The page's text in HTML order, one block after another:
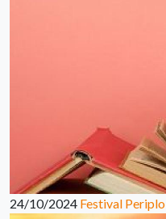
24/10/2024 Festival Periplo